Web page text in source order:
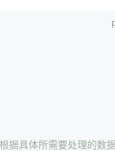
据具体所需要处理的数